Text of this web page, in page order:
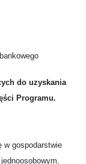
do uzyskania
Programu.
w gospodarstwie